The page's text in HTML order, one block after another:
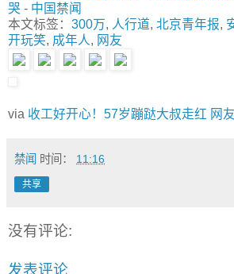
哭 - 中国禁闻
本文标签： 300万, 人行道, 北京青年报,
开玩笑, 成年人, 网友
via 收工好开心！57岁蹦跶大叔走红 网
禁闻 时间： 11:16
共享
没有评论:
发表评论